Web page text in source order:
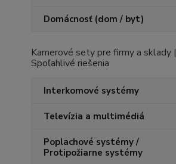
Domácnosť (dom / byt)
Kamerové sety pre firmy a sklady |
Spoľahlivé riešenia
Interkomové systémy
Televízia a multimédiá
Poplachové systémy /
Protipožiarne systémy